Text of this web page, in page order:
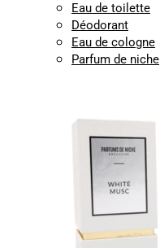
Eau de toilette
Déodorant
Eau de cologne
Parfum de niche